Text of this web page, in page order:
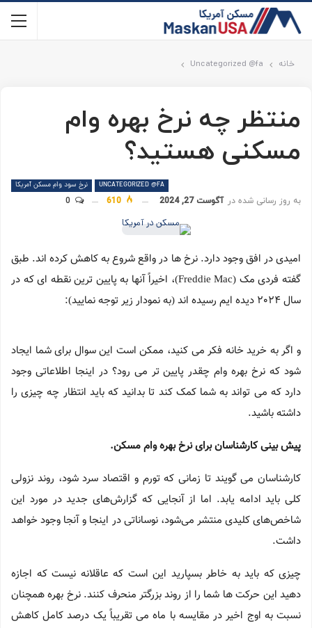
خانه Uncategorized @fa
منتظر چه نرخ بهره وام
مسکنی هستید؟
UNCATEGORIZED @FA نرخ سود وام مسکن آمریکا
به روز رسانی شده در آگوست 27, 2024
امیدی در افق وجود دارد. نرخ ها در واقع شروع به کاهش کرده اند. طبق
گفته فردی مک (Freddie Mac)، اخیراً آنها به پایین ترین نقطه ای که در
سال 2024 دیده ایم رسیده اند (به نمودار زیر توجه نمایید):
و اگر به خرید خانه فکر می کنید، ممکن است این سوال برای شما ایجاد
شود که نرخ بهره وام چقدر پایین تر می رود؟ در اینجا اطلاعاتی وجود
دارد که می تواند به شما کمک کند تا بدانید که باید انتظار چه چیزی را
داشته باشید.
پیش بینی کارشناسان برای نرخ بهره وام مسکن.
کارشناسان می گویند تا زمانی که تورم و اقتصاد سرد شود، روند نزولی
کلی باید ادامه یابد. اما از آنجایی که گزارش‌های جدید در مورد این
شاخص‌های کلیدی منتشر می‌شود، نوساناتی در اینجا و آنجا وجود خواهد
داشت.
چیزی که باید به خاطر بسپارید این است که عاقلانه نیست که اجازه
دهید این حرکت ها شما را از روند بزرگتر منحرف کنند. نرخ بهره همچنان
نسبت به اوج اخیر در مقایسه با ماه می تقریباً یک درصد کامل کاهش